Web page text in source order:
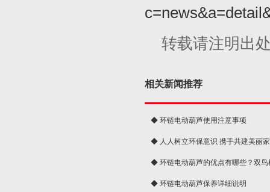
转载请注明出
相关新闻推荐
◆ 环链电动葫芦使用注意事项
◆ 人人树立环保意识 携手共建美丽
球◆ 环链电动葫芦的优点有哪些？双鸟
◆ 环链电动葫芦保养详细说明